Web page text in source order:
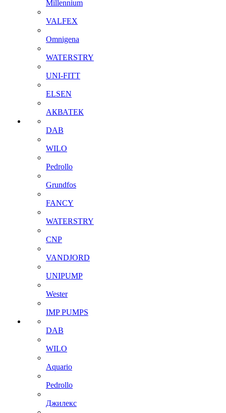
Millennium
VALFEX
Omnigena
WATERSTRY
UNI-FITT
ELSEN
АКВАТЕК
DAB
WILO
Pedrollo
Grundfos
FANCY
WATERSTRY
CNP
VANDJORD
UNIPUMP
Wester
IMP PUMPS
DAB
WILO
Aquario
Pedrollo
Джилекс